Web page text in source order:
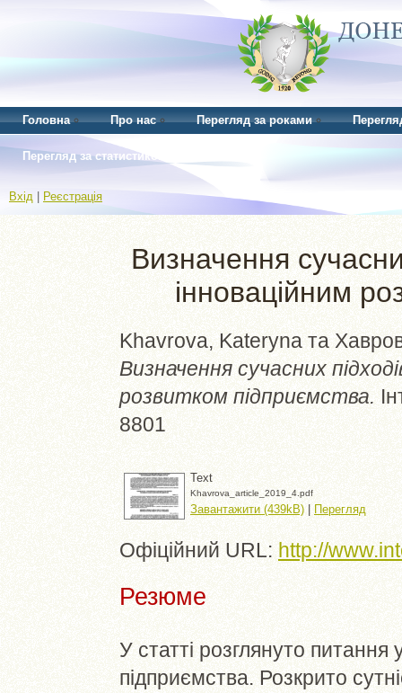
Головна Про нас Перегляд за роками
Перегляд за статистикою
Вхід Реєстрація
Визначення
інноваційним
Khavrova, Kateryna та
Визначення сучасних
розвитком підприємства.
8801
Text
Khavrova_article_2019_4.pdf
Завантажити (439kB) | Перегляд
Офіційний URL: http://
Резюме
У статті розглянуто
підприємства. Розкрито